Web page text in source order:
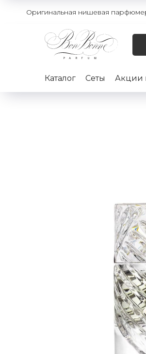
Оригинальная нишевая
Каталог Сеты Акции